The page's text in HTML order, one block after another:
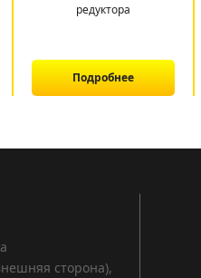
редуктора
Подробнее
сторона),